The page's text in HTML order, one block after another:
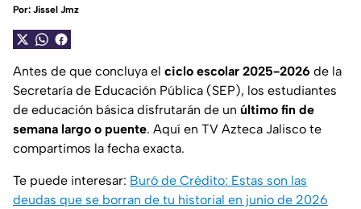
Por: Jissel Jmz
Antes de que concluya el ciclo escolar 2025-2026 de la
Secretaría de Educación Pública (SEP), los estudiantes
de educación básica disfrutarán de un último fin de
semana largo o puente. Aquí en TV Azteca Jalisco te
compartimos la fecha exacta.
Te puede interesar: Buró de Crédito: Estas son las
deudas que se borran de tu historial en junio de 2026